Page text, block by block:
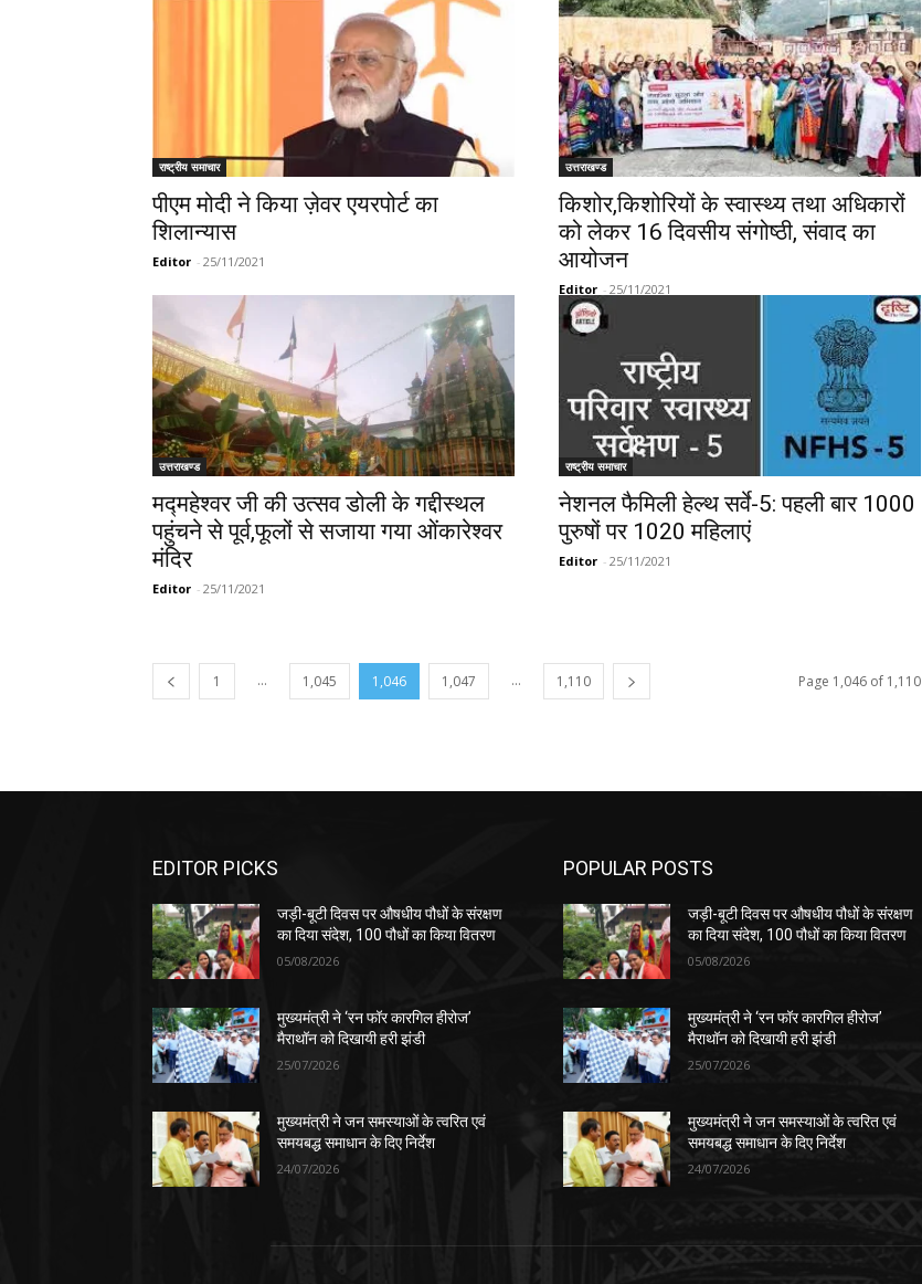
राष्ट्रीय समाचार
पीएम मोदी ने किया ज़ेवर एयरपोर्ट का
शिलान्यास
Editor - 25/11/2021
उत्तराखण्ड
किशोर,किशोरियों के स्वास्थ्य तथा अधिकारों
को लेकर 16 दिवसीय संगोष्ठी, संवाद का
आयोजन
Editor - 25/11/2021
उत्तराखण्ड
मद्महेश्वर जी की उत्सव डोली के गद्दीस्थल
पहुंचने से पूर्व,फूलों से सजाया गया ओंकारेश्वर
मंदिर
Editor - 25/11/2021
राष्ट्रीय समाचार
नेशनल फैमिली हेल्थ सर्वे-5: पहली बार 1000
पुरुषों पर 1020 महिलाएं
Editor - 25/11/2021
1 ... 1,045 1,046 1,047 ... 1,110 Page 1,046 of 1,110
EDITOR PICKS
जड़ी-बूटी दिवस पर औषधीय पौधों के संरक्षण
का दिया संदेश, 100 पौधों का किया वितरण
05/08/2026
मुख्यमंत्री ने ‘रन फॉर कारगिल हीरोज’
मैराथॉन को दिखायी हरी झंडी
25/07/2026
मुख्यमंत्री ने जन समस्याओं के त्वरित एवं
समयबद्ध समाधान के दिए निर्देश
24/07/2026
POPULAR POSTS
जड़ी-बूटी दिवस पर औषधीय पौधों के संरक्षण
का दिया संदेश, 100 पौधों का किया वितरण
05/08/2026
मुख्यमंत्री ने ‘रन फॉर कारगिल हीरोज’
मैराथॉन को दिखायी हरी झंडी
25/07/2026
मुख्यमंत्री ने जन समस्याओं के त्वरित एवं
समयबद्ध समाधान के दिए निर्देश
24/07/2026